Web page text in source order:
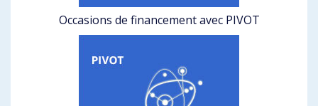
Occasions de financement avec PIVOT